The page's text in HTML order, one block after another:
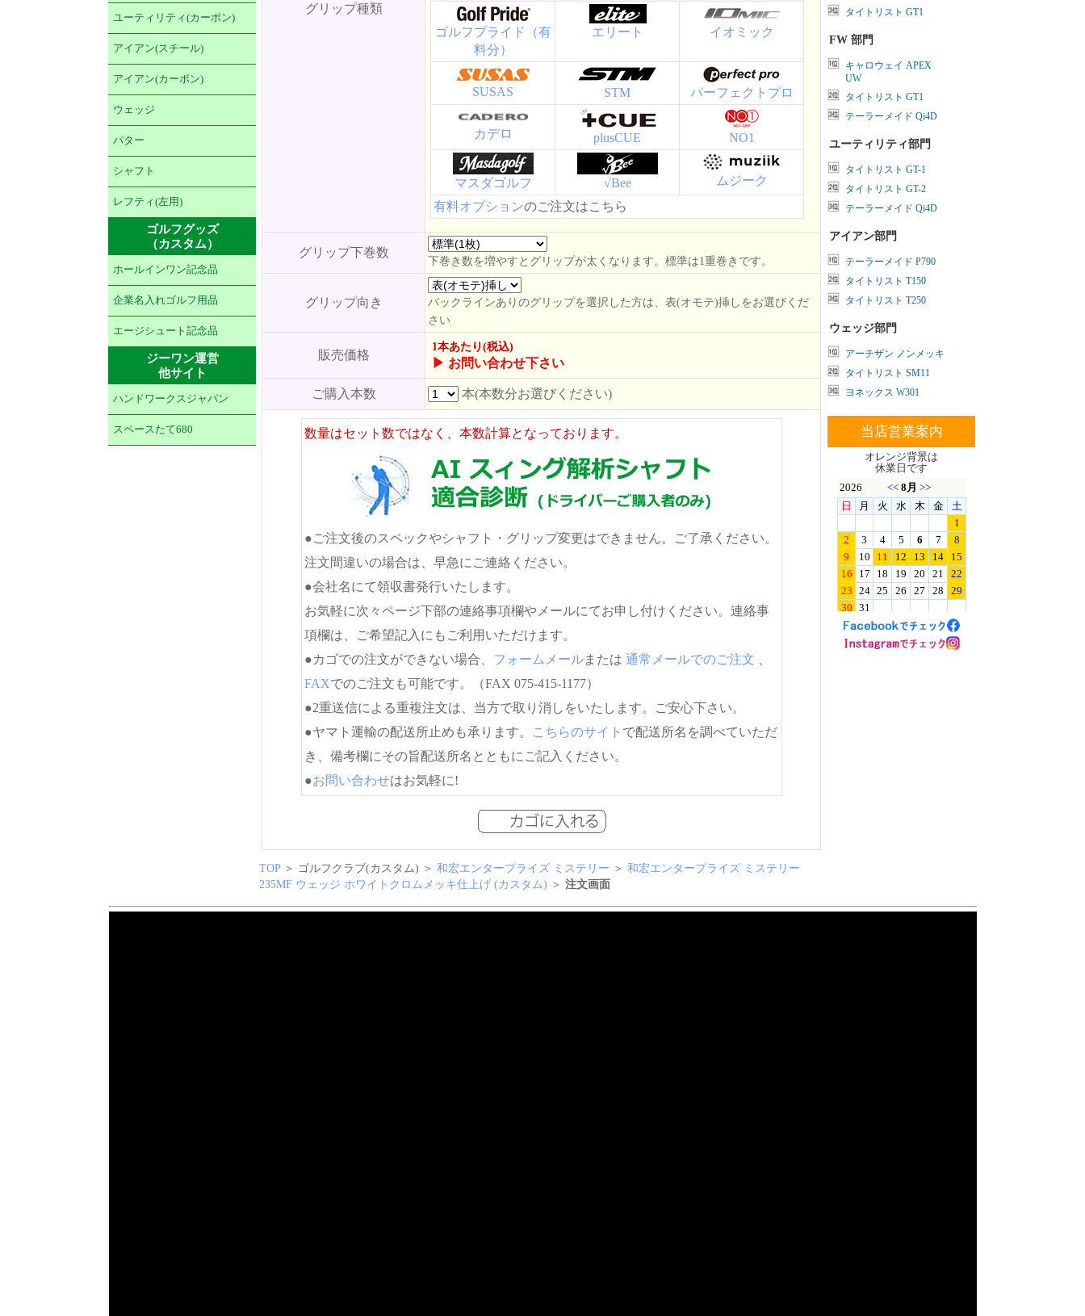
ユーティリティ(カーボン)
アイアン(スチール)
アイアン(カーボン)
ウェッジ
パター
シャフト
レフティ(左用)
ゴルフグッズ
（カスタム）
ホールインワン記念品
企業名入れゴルフ用品
エージシュート記念品
ジーワン運営
他サイト
ハンドワークスジャパン
スペースたて680
グリップ種類
ゴルフプライド（有
料分）
エリート イオミック
SUSAS STM パーフェクトプロ
カデロ plusCUE NO1
マスダゴルフ √Bee
ムジーク
有料オプションのご注文はこちら
グリップ下巻数
下巻き数を増やすとグリップが太くなります。標準は1重巻きです。
グリップ向き
バックラインありのグリップを選択した方は、表(オモテ)挿しをお選びくだ
さい
販売価格
1本あたり(税込)
▶ お問い合わせ下さい
ご購入本数 本(本数分お選びください)
数量はセット数ではなく、本数計算となっております。
●ご注文後のスペックやシャフト・グリップ変更はできません。ご了承ください。
注文間違いの場合は、早急にご連絡ください。
●会社名にて領収書発行いたします。
お気軽に次々ページ下部の連絡事項欄やメールにてお申し付けください。連絡事
項欄は、ご希望記入にもご利用いただけます。
●カゴでの注文ができない場合、 フォームメールまたは 通常メールでのご注文
FAXでのご注文も可能です。（FAX 075-415-1177）
●2重送信による重複注文は、当方で取り消しをいたします。ご安心下さい。
●ヤマト運輸の配送所止めも承ります。
こちらのサイト で配送所名を調べていただ
き、備考欄にその旨配送所名とともにご記入ください。
●お問い合わせはお気軽に!
TOP ＞ ゴルフクラブ(カスタム) ＞ 和宏エンタープライズ ミステリー ＞ 和宏エンタープライズ ミステリー
235MF ウェッジ ホワイトクロムメッキ仕上げ (カスタム) ＞ 注文画面
タイトリスト GT1
FW 部門
キャロウェイ APEX
UW
タイトリスト GT1
テーラーメイド Qi4D
ユーティリティ部門
タイトリスト GT-1
タイトリスト GT-2
テーラーメイド Qi4D
アイアン部門
テーラーメイド P790
タイトリスト T150
タイトリスト T250
ウェッジ部門
アーチザン ノンメッキ
タイトリスト SM11
ヨネックス W301
当店営業案内
オレンジ背景は
休業日です